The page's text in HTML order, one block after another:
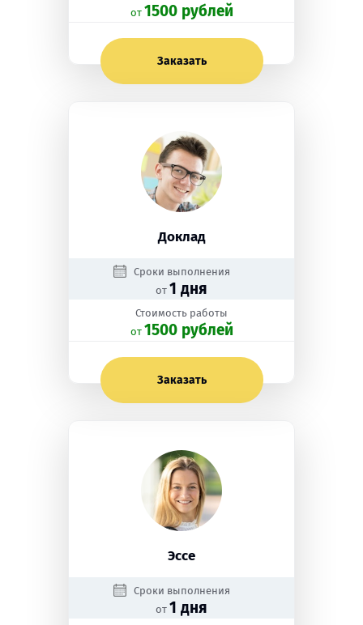
oт 1500 рублей
Заказать
Доклад
Сроки выполнения
от 1 дня
Стоимость работы
oт 1500 рублей
Заказать
Эссе
Сроки выполнения
от 1 дня